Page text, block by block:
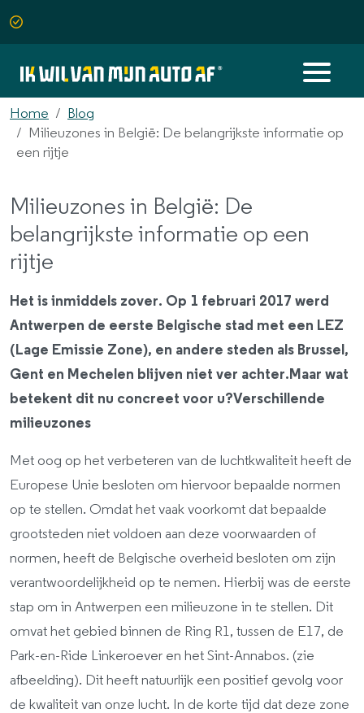
Home
Blog
Milieuzones in België: De belangrijkste informatie op
een rijtje
Milieuzones in België: De
belangrijkste informatie op een
rijtje
Het is inmiddels zover. Op 1 februari 2017 werd
Antwerpen de eerste Belgische stad met een LEZ
(Lage Emissie Zone), en andere steden als Brussel,
Gent en Mechelen blijven niet ver achter.Maar wat
betekent dit nu concreet voor u?Verschillende
milieuzones
Met oog op het verbeteren van de luchtkwaliteit heeft de
Europese Unie besloten om hiervoor bepaalde normen
op te stellen. Omdat het vaak voorkomt dat bepaalde
grootsteden niet voldoen aan deze voorwaarden of
normen, heeft de Belgische overheid besloten om zijn
verantwoordelijkheid op te nemen. Hierbij was de eerste
stap om in Antwerpen een milieuzone in te stellen. Dit
omvat het gebied binnen de Ring R1, tussen de E17, de
Park-en-Ride Linkeroever en het Sint-Annabos. (zie
afbeelding). Dit heeft natuurlijk een positief gevolg voor
de kwaliteit van onze lucht. In de korte tijd dat deze zone